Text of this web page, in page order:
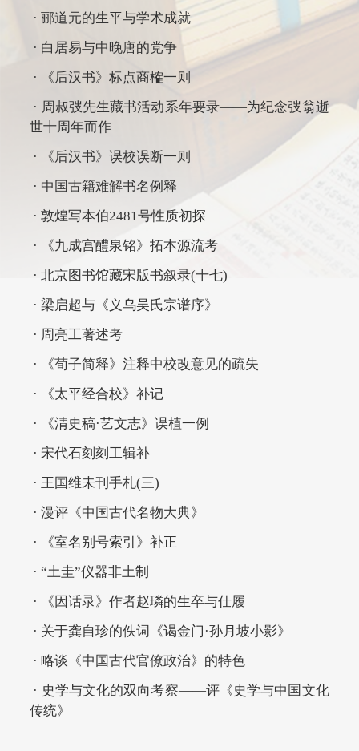
· 郦道元的生平与学术成就
· 白居易与中晚唐的党争
· 《后汉书》标点商榷一则
· 周叔弢先生藏书活动系年要录——为纪念弢翁逝
世十周年而作
· 《后汉书》误校误断一则
· 中国古籍难解书名例释
· 敦煌写本伯2481号性质初探
· 《九成宫醴泉铭》拓本源流考
· 北京图书馆藏宋版书叙录(十七)
· 梁启超与《义乌吴氏宗谱序》
· 周亮工著述考
· 《荀子简释》注释中校改意见的疏失
· 《太平经合校》补记
· 《清史稿·艺文志》误植一例
· 宋代石刻刻工辑补
· 王国维未刊手札(三)
· 漫评《中国古代名物大典》
· 《室名别号索引》补正
· “土圭”仪器非土制
· 《因话录》作者赵璘的生卒与仕履
· 关于龚自珍的佚词《谒金门·孙月坡小影》
· 略谈《中国古代官僚政治》的特色
· 史学与文化的双向考察——评《史学与中国文化
传统》